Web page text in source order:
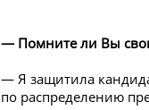
— Помните ли Вы
— Я защитила
по распределению